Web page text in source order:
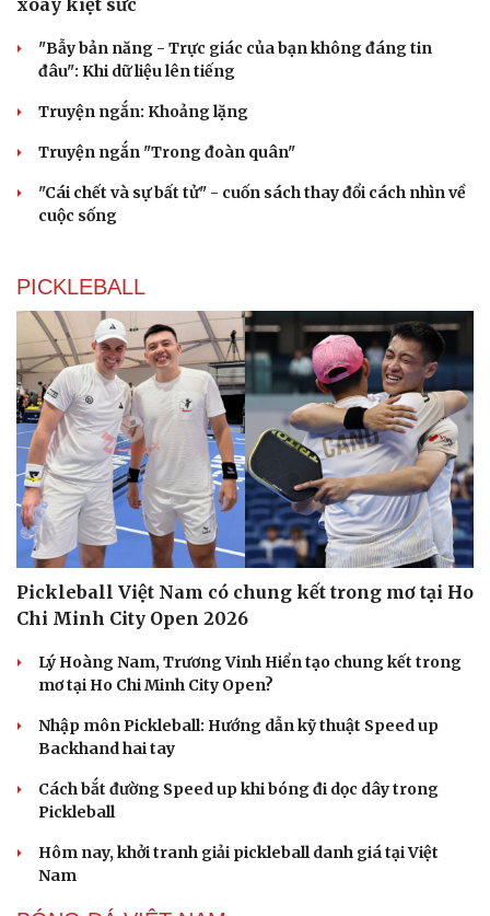
"Bẫy bản năng - Trực giác của bạn không đáng tin
đâu": Khi dữ liệu lên tiếng
Truyện ngắn: Khoảng lặng
Truyện ngắn "Trong đoàn quân"
"Cái chết và sự bất tử" - cuốn sách thay đổi cách nhìn về
cuộc sống
PICKLEBALL
Pickleball Việt Nam có chung kết trong mơ tại Ho
Chi Minh City Open 2026
Lý Hoàng Nam, Trương Vinh Hiển tạo chung kết trong
mơ tại Ho Chi Minh City Open?
Nhập môn Pickleball: Hướng dẫn kỹ thuật Speed up
Backhand hai tay
Cách bắt đường Speed up khi bóng đi dọc dây trong
Pickleball
Hôm nay, khởi tranh giải pickleball danh giá tại Việt
Nam